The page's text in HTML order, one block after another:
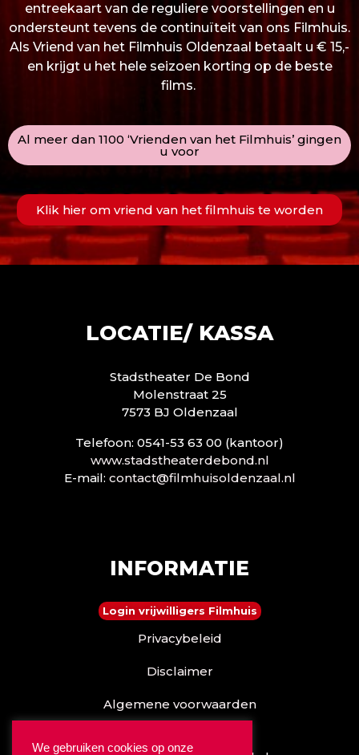
entreekaart van de reguliere voorstellingen en u
ondersteunt tevens de continuïteit van ons Filmhuis.
Als Vriend van het Filmhuis Oldenzaal betaalt u € 15,-
en krijgt u het hele seizoen korting op de beste
films.
Al meer dan 1100 ‘Vrienden van het Filmhuis’ gingen
u voor
Klik hier om vriend van het filmhuis te worden
LOCATIE/ KASSA
Stadstheater De Bond
Molenstraat 25
7573 BJ Oldenzaal
Telefoon: 0541-53 63 00 (kantoor)
www.stadstheaterdebond.nl
E-mail: contact@filmhuisoldenzaal.nl
INFORMATIE
Login vrijwilligers Filmhuis
Privacybeleid
Disclaimer
Algemene voorwaarden
We gebruiken cookies op onze